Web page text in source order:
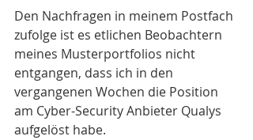
Den Nachfragen in meinem Postfach
zufolge ist es etlichen Beobachtern
meines Musterportfolios nicht
entgangen, dass ich in den
vergangenen Wochen die Position
am Cyber-Security Anbieter Qualys
aufgelöst habe.